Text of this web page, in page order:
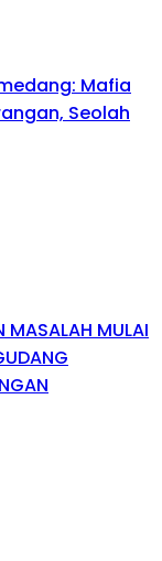
Mafia
Seolah
MASALAH MULAI